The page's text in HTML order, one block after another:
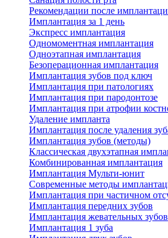
Рекомендации после
Имплантация за 1 день
Экспресс имплантация
Одномоментная имплантация
Одноэтапная имплантация
Безоперационная имплантация
Имплантация зубов под ключ
Имплантация при патологиях
Имплантация при пародонтозе
Имплантация при атрофии
Удаление импланта
Имплантация после удаления
Имплантация зубов (методы)
Классическая двухэтапная
Комбинированная имплантация
Имплантация Мульти-юнит
Современные методы
Имплантация при частичном
Имплантация передних зубов
Имплантация жевательных зубов
Имплантация 1 зуба